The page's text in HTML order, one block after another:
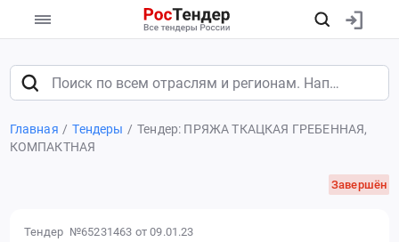
Главная Тендеры
Тендер: ПРЯЖА ТКАЦКАЯ ГРЕБЕННАЯ,
КОМПАКТНАЯ
Завершён
Тендер №65231463 от 09.01.23